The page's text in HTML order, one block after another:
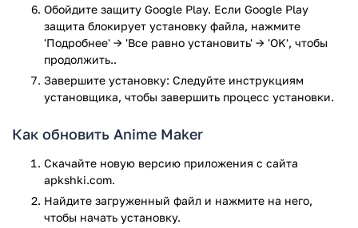
Настройка ширины и цвета кисти.
Инструмент заливки.
Возможность стереть лишние линии, при помощи
ластика.
Функция отмены действия.
Настройка скорости смены кадров.
Общение с другими художниками, при помощи
Вы можете скачать приложение Anime Maker для Android
бесплатно, с сайта apkshki.com.
Обойдите защиту Google Play. Если Google Play
защита блокирует установку файла, нажмите
'Подробнее' → 'Все равно установить' → 'OK', чтобы
продолжить..
Завершите установку: Следуйте инструкциям
установщика, чтобы завершить процесс установки.
Как обновить Anime Maker
Скачайте новую версию приложения с сайта
apkshki.com.
Найдите загруженный файл и нажмите на него,
чтобы начать установку.